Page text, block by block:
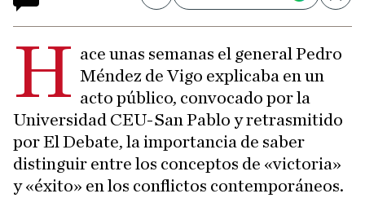
H ace unas semanas el general Pedro
Méndez de Vigo explicaba en un
acto público, convocado por la
Universidad CEU-San Pablo y retrasmitido
por El Debate, la importancia de saber
distinguir entre los conceptos de «victoria»
y «éxito» en los conflictos contemporáneos.